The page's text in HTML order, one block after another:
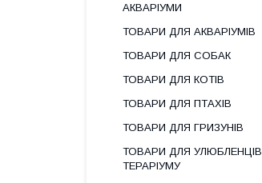
АКВАРІУМИ
ТОВАРИ ДЛЯ АКВАРІУМІВ
ТОВАРИ ДЛЯ СОБАК
ТОВАРИ ДЛЯ КОТІВ
ТОВАРИ ДЛЯ ПТАХІВ
ТОВАРИ ДЛЯ ГРИЗУНІВ
ТОВАРИ ДЛЯ УЛЮБЛЕНЦІВ
ТЕРАРІУМУ